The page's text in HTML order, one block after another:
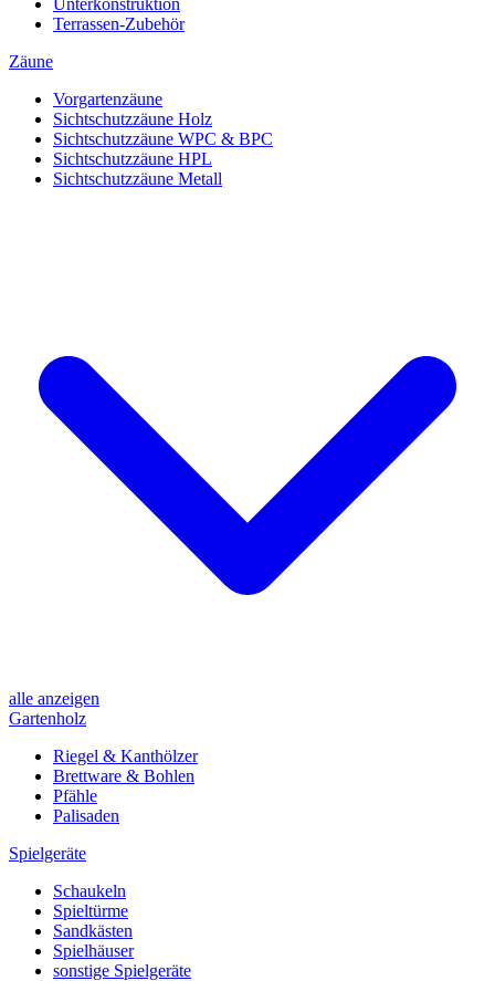
Unterkonstruktion
Terrassen-Zubehör
Zäune
Vorgartenzäune
Sichtschutzzäune Holz
Sichtschutzzäune WPC & BPC
Sichtschutzzäune HPL
Sichtschutzzäune Metall
alle anzeigen
Gartenholz
Riegel & Kanthölzer
Brettware & Bohlen
Pfähle
Palisaden
Spielgeräte
Schaukeln
Spieltürme
Sandkästen
Spielhäuser
sonstige Spielgeräte